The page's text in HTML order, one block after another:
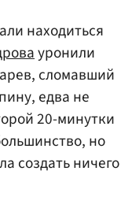
находиться
уронили
сломавший
едва не
20-минутки
но
создать ничего